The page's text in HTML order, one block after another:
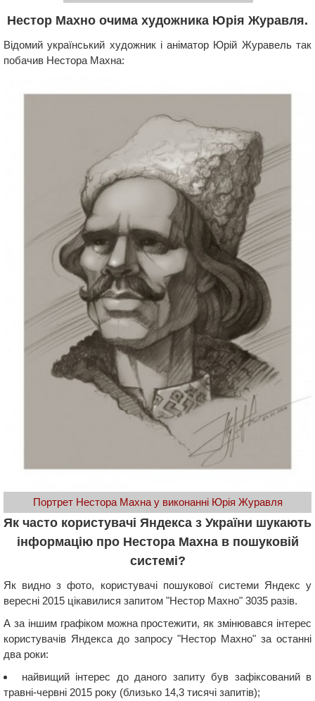
Нестор Махно очима художника Юрія Журавля.
Відомий український художник і аніматор Юрій Журавель так
побачив Нестора Махна:
Портрет Нестора Махна у виконанні Юрія Журавля
Як часто користувачі Яндекса з України шукають
інформацію про Нестора Махна в пошуковій
системі?
Як видно з фото, користувачі пошукової системи Яндекс у
вересні 2015 цікавилися запитом "Нестор Махно" 3035 разів.
А за іншим графіком можна простежити, як змінювався інтерес
користувачів Яндекса до запросу "Нестор Махно" за останні
два роки:
найвищий інтерес до даного запиту був зафіксований в
травні-червні 2015 року (близько 14,3 тисячі запитів);